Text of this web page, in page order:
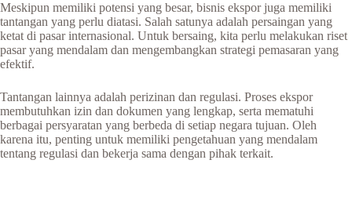
Meskipun memiliki potensi yang besar, bisnis ekspor juga memiliki
tantangan yang perlu diatasi. Salah satunya adalah persaingan yang
ketat di pasar internasional. Untuk bersaing, kita perlu melakukan riset
pasar yang mendalam dan mengembangkan strategi pemasaran yang
efektif.
Tantangan lainnya adalah perizinan dan regulasi. Proses ekspor
membutuhkan izin dan dokumen yang lengkap, serta mematuhi
berbagai persyaratan yang berbeda di setiap negara tujuan. Oleh
karena itu, penting untuk memiliki pengetahuan yang mendalam
tentang regulasi dan bekerja sama dengan pihak terkait.